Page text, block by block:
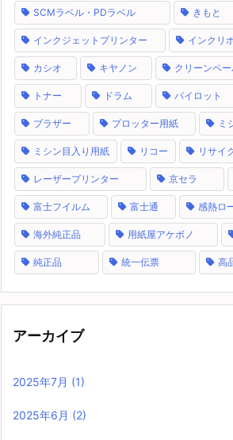
SCMラベル・PDラベル きもと
インクジェットプリンター インクリ
カシオ キヤノン クリーンペ
トナー ドラム パイロット
ブラザー プロッター用紙 ミ
ミシン目入り用紙 リコー リサイ
レーザープリンター 京セラ
富士フイルム 富士通 感熱ロ
海外純正品 用紙屋アケボノ
純正品 統一伝票 高
アーカイブ
2025年7月 (1)
2025年6月 (2)